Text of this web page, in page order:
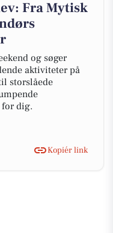
Fra Mytisk
og søger
aktiviteter på
storslåede
dig.
Kopiér link